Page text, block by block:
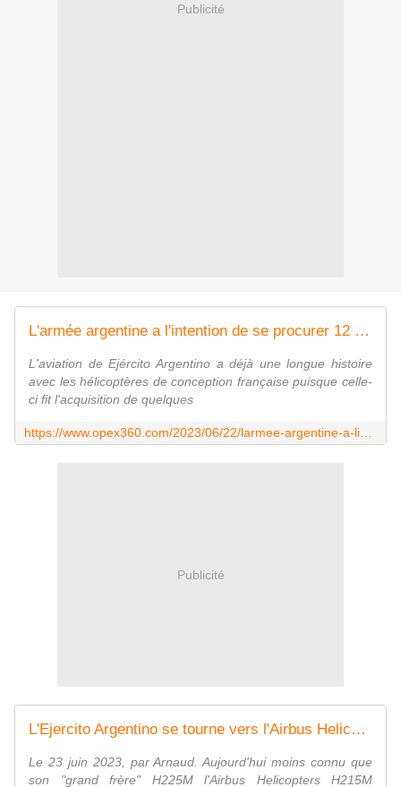
Publicité
L'armée argentine a l'intention de se procurer 12 hélicoptères H215M auprès d'Airbus - Zone Militaire
L'aviation de Ejército Argentino a déjà une longue histoire
avec les hélicoptères de conception française puisque celle-
ci fit l'acquisition de quelques
Publicité
L'Ejercito Argentino se tourne vers l'Airbus Helicopters H215M. - avionslegendaires.net
Le 23 juin 2023, par Arnaud. Aujourd'hui moins connu que
son "grand frère" H225M l'Airbus Helicopters H215M